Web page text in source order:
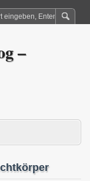
–